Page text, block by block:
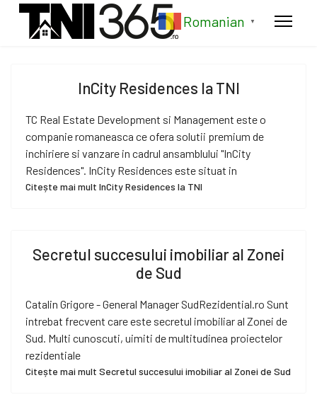
Romanian ▼
InCity Residences la TNI
TC Real Estate Development si Management este o
companie romaneasca ce ofera solutii premium de
inchiriere si vanzare in cadrul ansamblului "InCity
Residences". InCity Residences este situat in
Citește mai mult InCity Residences la TNI
Secretul succesului imobiliar al Zonei
de Sud
Catalin Grigore - General Manager SudRezidential.ro Sunt
intrebat frecvent care este secretul imobiliar al Zonei de
Sud. Multi cunoscuti, uimiti de multitudinea proiectelor
rezidentiale
Citește mai mult Secretul succesului imobiliar al Zonei de Sud